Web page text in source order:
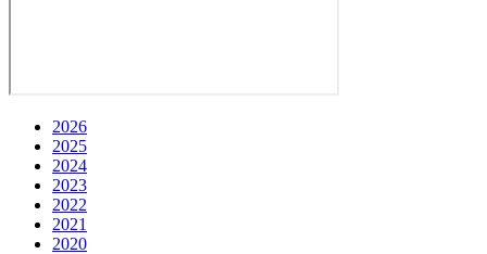
2026
2025
2024
2023
2022
2021
2020